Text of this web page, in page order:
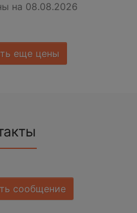
на 08.08.2026
еще цены
сообщение